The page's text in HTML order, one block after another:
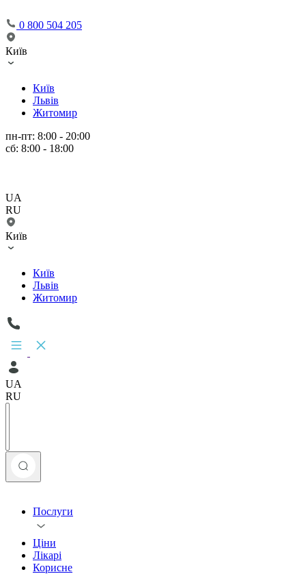
0 800 504 205
Київ
Київ
Львів
Житомир
пн-пт: 8:00 - 20:00
сб: 8:00 - 18:00
UA
RU
Київ
Київ
Львів
Житомир
UA
RU
Послуги
Ціни
Лікарі
Корисне